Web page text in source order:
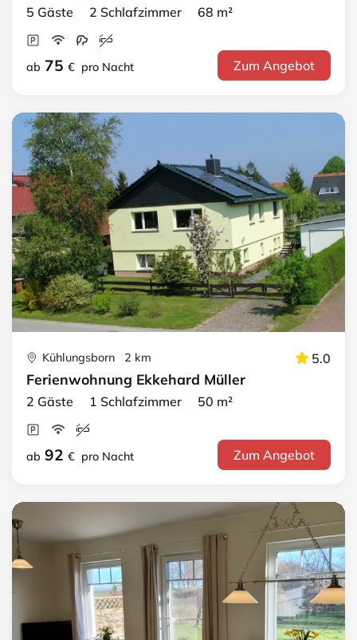
5 Gäste 2 Schlafzimmer 68 m²
ab 75 € pro Nacht Zum Angebot
Kühlungsborn 2 km 5.0
Ferienwohnung Ekkehard Müller
2 Gäste 1 Schlafzimmer 50 m²
ab 92 € pro Nacht Zum Angebot